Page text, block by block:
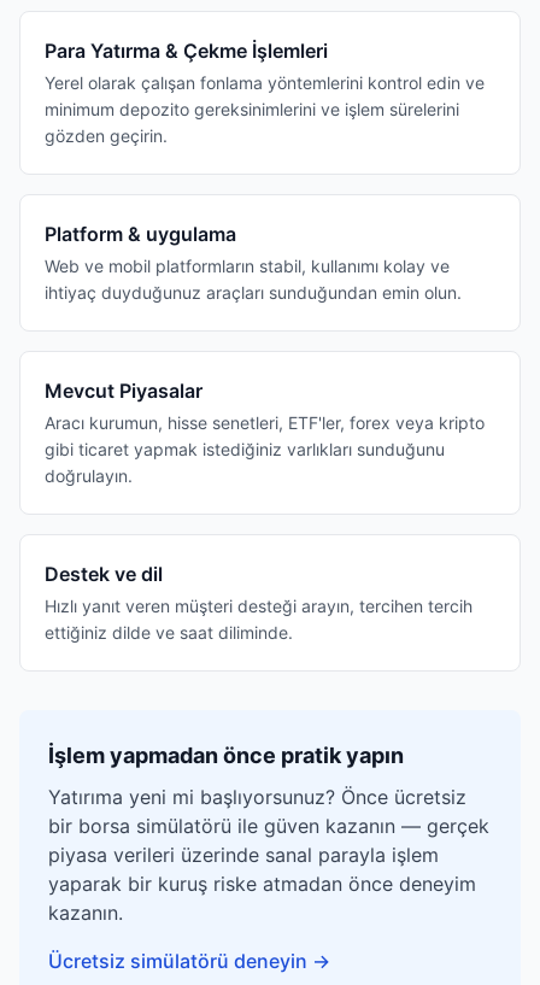
Para Yatırma & Çekme İşlemleri
Yerel olarak çalışan fonlama yöntemlerini kontrol edin ve
minimum depozito gereksinimlerini ve işlem sürelerini
gözden geçirin.
Platform & uygulama
Web ve mobil platformların stabil, kullanımı kolay ve
ihtiyaç duyduğunuz araçları sunduğundan emin olun.
Mevcut Piyasalar
Aracı kurumun, hisse senetleri, ETF'ler, forex veya kripto
gibi ticaret yapmak istediğiniz varlıkları sunduğunu
doğrulayın.
Destek ve dil
Hızlı yanıt veren müşteri desteği arayın, tercihen tercih
ettiğiniz dilde ve saat diliminde.
İşlem yapmadan önce pratik yapın
Yatırıma yeni mi başlıyorsunuz? Önce ücretsiz
bir borsa simülatörü ile güven kazanın — gerçek
piyasa verileri üzerinde sanal parayla işlem
yaparak bir kuruş riske atmadan önce deneyim
kazanın.
Ücretsiz simülatörü deneyin →